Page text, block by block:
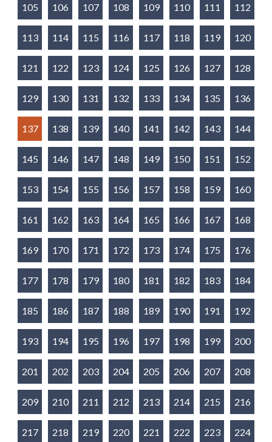
105 106 107 108 109 110 111 112
113 114 115 116 117 118 119 120
121 122 123 124 125 126 127 128
129 130 131 132 133 134 135 136
137 138 139 140 141 142 143 144
145 146 147 148 149 150 151 152
153 154 155 156 157 158 159 160
161 162 163 164 165 166 167 168
169 170 171 172 173 174 175 176
177 178 179 180 181 182 183 184
185 186 187 188 189 190 191 192
193 194 195 196 197 198 199 200
201 202 203 204 205 206 207 208
209 210 211 212 213 214 215 216
217 218 219 220 221 222 223 224